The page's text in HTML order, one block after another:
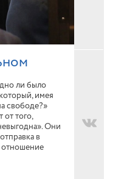
ли было
имея
свободе?»
от того,
Они
в
отношение